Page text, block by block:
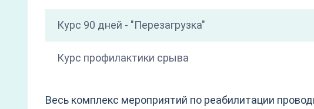
Курс 90 дней - "Перезагрузка"
Курс профилактики срыва
Весь комплекс мероприятий по реабилитации